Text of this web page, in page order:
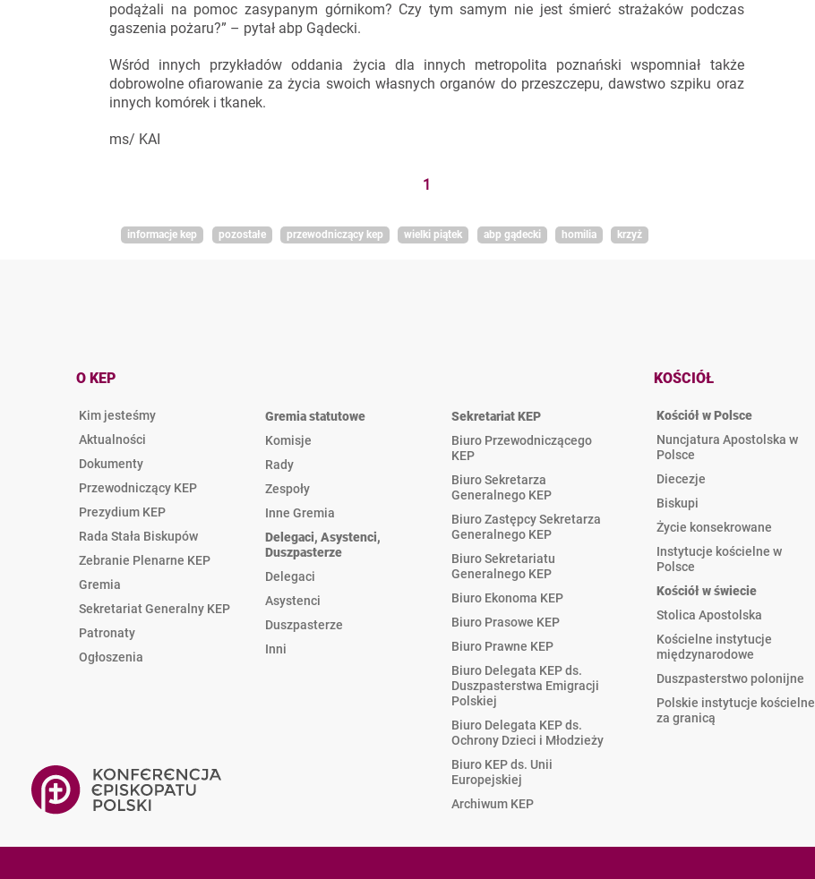
podążali na pomoc zasypanym górnikom? Czy tym samym nie jest śmierć strażaków podczas
gaszenia pożaru?” – pytał abp Gądecki.
Wśród innych przykładów oddania życia dla innych metropolita poznański wspomniał także
dobrowolne ofiarowanie za życia swoich własnych organów do przeszczepu, dawstwo szpiku oraz
innych komórek i tkanek.
ms/ KAI
1
informacje kep pozostałe przewodniczący kep wielki piątek abp gądecki homilia krzyż
O KEP
Kim jesteśmy
Aktualności
Dokumenty
Przewodniczący KEP
Prezydium KEP
Rada Stała Biskupów
Zebranie Plenarne KEP
Gremia
Sekretariat Generalny KEP
Patronaty
Ogłoszenia
Gremia statutowe
Komisje
Rady
Zespoły
Inne Gremia
Delegaci, Asystenci,
Duszpasterze
Delegaci
Asystenci
Duszpasterze
Inni
Sekretariat KEP
Biuro Przewodniczącego
KEP
Biuro Sekretarza
Generalnego KEP
Biuro Zastępcy Sekretarza
Generalnego KEP
Biuro Sekretariatu
Generalnego KEP
Biuro Ekonoma KEP
Biuro Prasowe KEP
Biuro Prawne KEP
Biuro Delegata KEP ds.
Duszpasterstwa Emigracji
Polskiej
Biuro Delegata KEP ds.
Ochrony Dzieci i Młodzieży
Biuro KEP ds. Unii
Europejskiej
Archiwum KEP
KOŚCIÓŁ
Kościół w Polsce
Nuncjatura Apostolska w
Polsce
Diecezje
Biskupi
Życie konsekrowane
Instytucje kościelne w
Polsce
Kościół w świecie
Stolica Apostolska
Kościelne instytucje
międzynarodowe
Duszpasterstwo polonijne
Polskie instytucje kościelne
za granicą